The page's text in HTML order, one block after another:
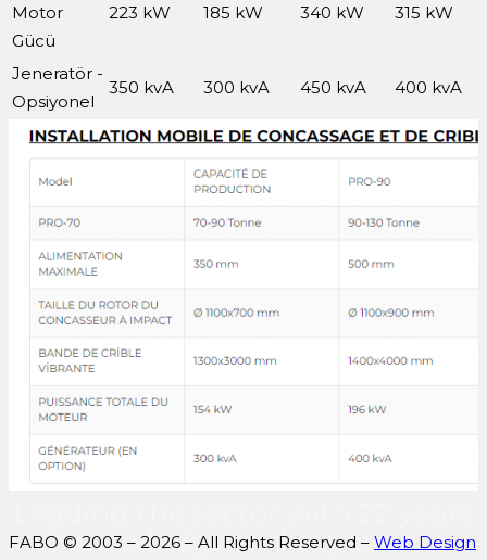
Motor
Gücü
223 kW 185 kW 340 kW 315 kW
Jeneratör -
Opsiyonel
350 kvA 300 kvA 450 kvA 400 kvA
of knowledge and experience.
FABO © 2003 – 2026 – All Rights Reserved – Web Design